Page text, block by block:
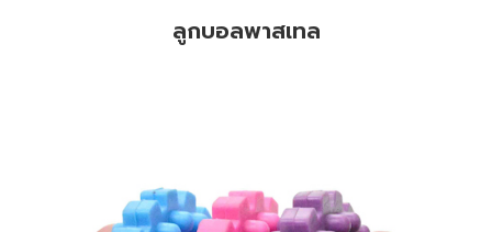
ลูกบอลพาสเทล